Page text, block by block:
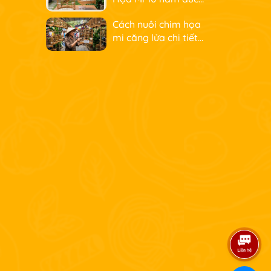
Cách nuôi chim họa
mi căng lửa chi tiết